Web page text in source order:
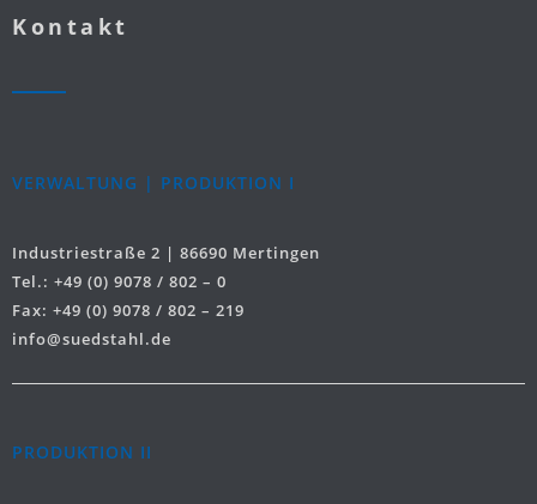
Kontakt
VERWALTUNG | PRODUKTION I
Industriestraße 2 | 86690 Mertingen
Tel.: +49 (0) 9078 / 802 – 0
Fax: +49 (0) 9078 / 802 – 219
info@suedstahl.de
PRODUKTION II